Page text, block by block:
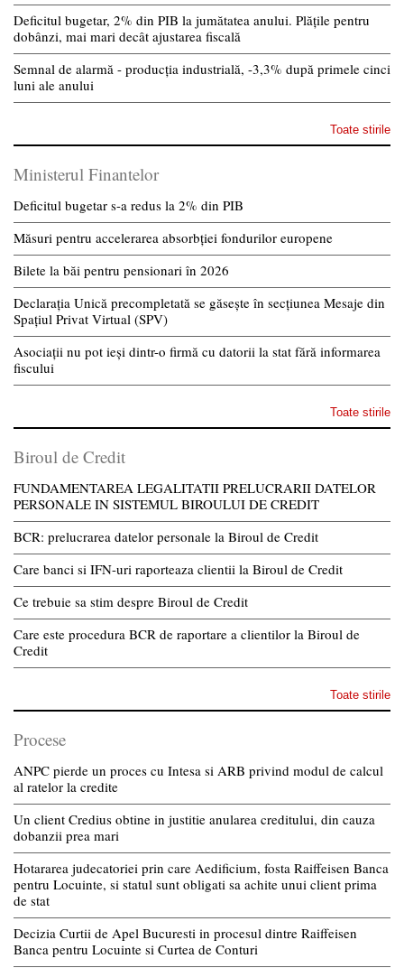
Deficitul bugetar, 2% din PIB la jumătatea anului. Plățile pentru
dobânzi, mai mari decât ajustarea fiscală
Semnal de alarmă - producția industrială, -3,3% după primele cinci
luni ale anului
Toate stirile
Ministerul Finantelor
Deficitul bugetar s-a redus la 2% din PIB
Măsuri pentru accelerarea absorbției fondurilor europene
Bilete la băi pentru pensionari în 2026
Declarația Unică precompletată se găsește în secțiunea Mesaje din
Spațiul Privat Virtual (SPV)
Asociații nu pot ieși dintr-o firmă cu datorii la stat fără informarea
fiscului
Toate stirile
Biroul de Credit
FUNDAMENTAREA LEGALITATII PRELUCRARII DATELOR
PERSONALE IN SISTEMUL BIROULUI DE CREDIT
BCR: prelucrarea datelor personale la Biroul de Credit
Care banci si IFN-uri raporteaza clientii la Biroul de Credit
Ce trebuie sa stim despre Biroul de Credit
Care este procedura BCR de raportare a clientilor la Biroul de
Credit
Toate stirile
Procese
ANPC pierde un proces cu Intesa si ARB privind modul de calcul
al ratelor la credite
Un client Credius obtine in justitie anularea creditului, din cauza
dobanzii prea mari
Hotararea judecatoriei prin care Aedificium, fosta Raiffeisen Banca
pentru Locuinte, si statul sunt obligati sa achite unui client prima
de stat
Decizia Curtii de Apel Bucuresti in procesul dintre Raiffeisen
Banca pentru Locuinte si Curtea de Conturi